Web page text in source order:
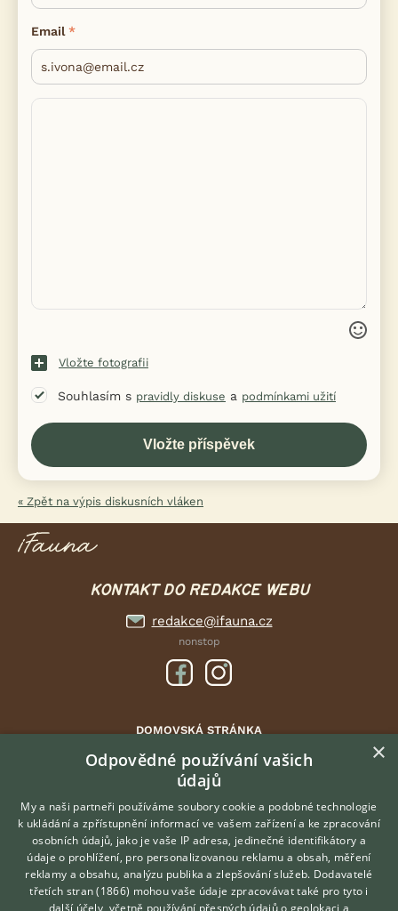
Email
Vložte fotografii
Souhlasím s pravidly diskuse a podmínkami užití
« Zpět na výpis diskusních vláken
KONTAKT DO REDAKCE WEBU
redakce@ifauna.cz
nonstop
DOMOVSKÁ STRÁNKA
INZERCE
DISKUSE
ČLÁNKY
ATLAS
O nás
KontaktHledáte zvířecího kamaráda?
×
Odpovědné používání vašich
údajů
My a naši partneři používáme soubory cookie a podobné technologie
k ukládání a zpřístupnění informací ve vašem zařízení a ke zpracování
osobních údajů, jako je vaše IP adresa, jedinečné identifikátory a
údaje o prohlížení, pro personalizovanou reklamu a obsah, měření
reklamy a obsahu, analýzu publika a zlepšování služeb. Dodavatelé
třetích stran (1866) mohou vaše údaje zpracovávat také pro tyto i
další účely, včetně používání přesných údajů o geolokaci a